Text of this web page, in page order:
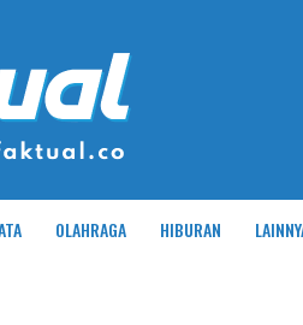
OLAHRAGA HIBURAN